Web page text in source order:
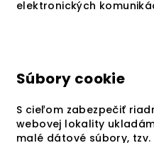
elektronických
Súbory cookie
S cieľom zabezpečiť
webovej lokality
malé dátové súbory,